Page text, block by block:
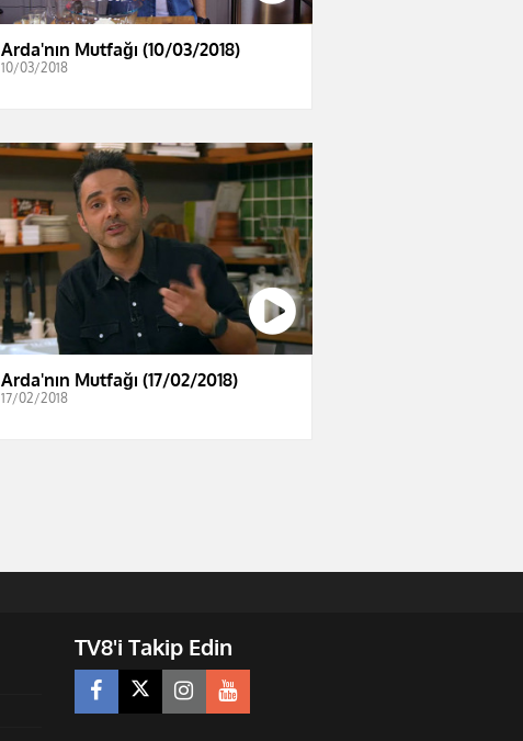
Arda'nın Mutfağı (10/03/2018)
10/03/2018
Arda'nın Mutfağı (17/02/2018)
17/02/2018
TV8'i Takip Edin